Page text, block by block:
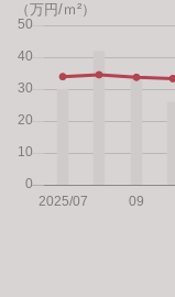
（万円/ｍ²）